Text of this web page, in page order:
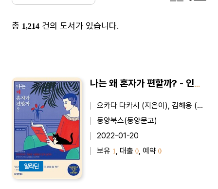
총 1,214 건의 도서가 있습니다.
알라딘
나는 왜 혼자가 편할까? - 인간관계가 귀찮은 사람들의 관계 심리학, 2022 개정판
오카다 다카시 (지은이), 김해용 (옮긴이)
동양북스(동양문고)
2022-01-20
보유 1 , 대출 0 , 예약 0